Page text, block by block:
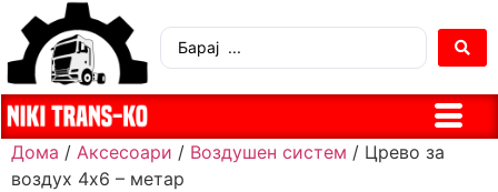
Дома / Аксесоари / Воздушен систем / Црево за
воздух 4х6 – метар